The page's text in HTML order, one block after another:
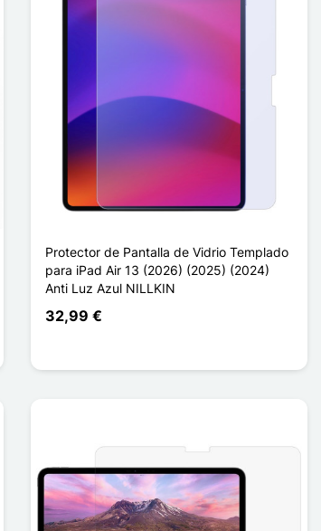
Protector de Pantalla de Vidrio Templado
para iPad Air 13 (2026) (2025) (2024)
Anti Luz Azul NILLKIN
32,99 €